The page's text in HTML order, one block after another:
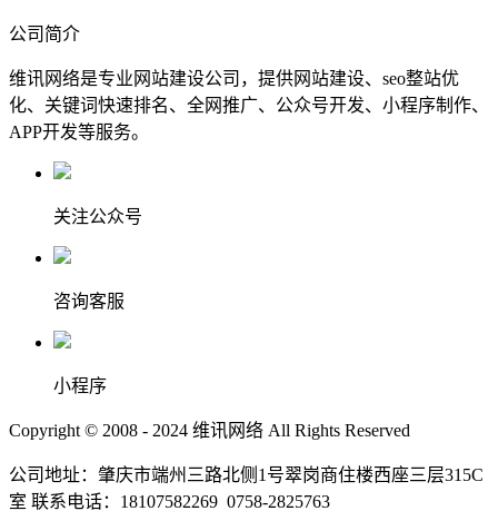
公司简介
维讯网络是专业网站建设公司，提供网站建设、seo整站优
化、关键词快速排名、全网推广、公众号开发、小程序制作、
APP开发等服务。
关注公众号
咨询客服
小程序
Copyright © 2008 - 2024 维讯网络 All Rights Reserved
公司地址：肇庆市端州三路北侧1号翠岗商住楼西座三层315C
室 联系电话：18107582269 0758-2825763